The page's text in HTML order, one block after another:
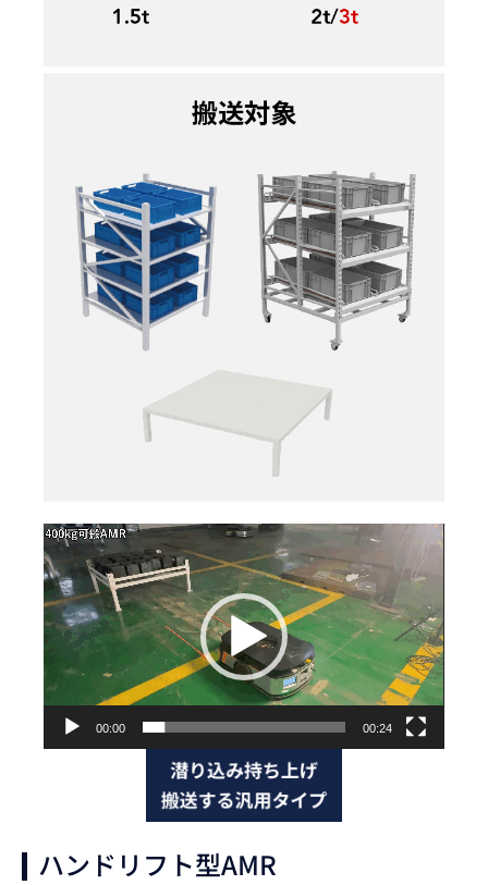
動
画
プ
レ
ー
ー
00:00 00:24
ハンドリフト型AMR